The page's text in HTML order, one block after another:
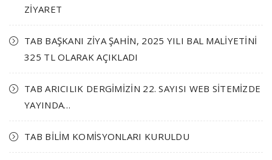
ZİYARET
TAB BAŞKANI ZİYA ŞAHİN, 2025 YILI BAL MALİYETİNİ
325 TL OLARAK AÇIKLADI
TAB ARICILIK DERGİMİZİN 22. SAYISI WEB SİTEMİZDE
YAYINDA…
TAB BİLİM KOMİSYONLARI KURULDU